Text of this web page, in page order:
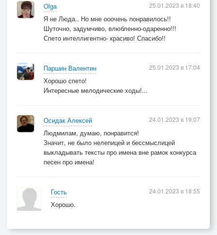
Olga
Я не Люда.. Но мне ооочень понравилось!!
Шуточно, задумчиво, влюбленно-одаренно!!!
Спето интеллигентно- красиво! Спасибо!!
25.01.2023 в 18:40
Паршин Валентин
Хорошо спето!
Интересные мелодические ходы!...
25.01.2023 в 17:04
Осидак Алексей
Людмилам, думаю, понравится!
Значит, не было нелепицей и бессмыслицей
выкладывать тексты про имена вне рамок конкурса
песен про имена!
24.01.2023 в 19:07
Гость
Хорошо.
24.01.2023 в 18:55